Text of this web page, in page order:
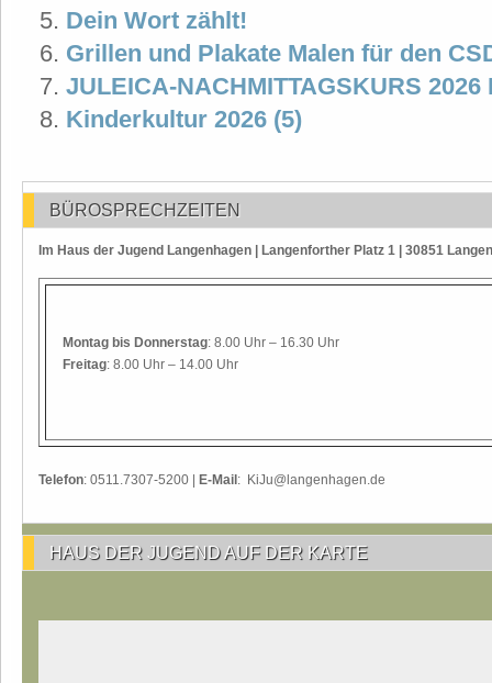
Dein Wort zählt!
Grillen und Plakate Malen für den
JULEICA-NACHMITTAGSKURS 2026
Kinderkultur 2026 (5)
BÜROSPRECHZEITEN
Im Haus der Jugend Langenhagen | Langenforther Platz 1 | 30851
Montag bis Donnerstag: 8.00 Uhr – 16.30 Uhr
Freitag: 8.00 Uhr – 14.00 Uhr
Telefon: 0511.7307-5200 | E-Mail : KiJu@langenhagen.de
HAUS DER JUGEND AUF DER KARTE